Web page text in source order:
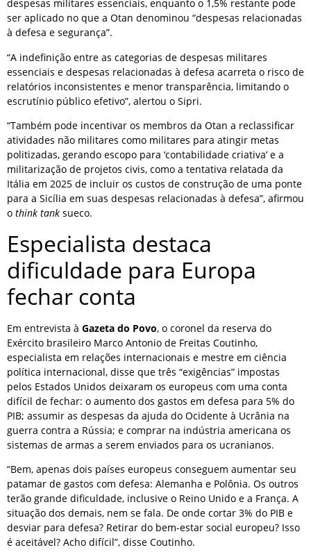
despesas militares essenciais, enquanto o 1,5% restante pode
ser aplicado no que a Otan denominou “despesas relacionadas
à defesa e segurança”.
“A indefinição entre as categorias de despesas militares
essenciais e despesas relacionadas à defesa acarreta o risco de
relatórios inconsistentes e menor transparência, limitando o
escrutínio público efetivo”, alertou o Sipri.
“Também pode incentivar os membros da Otan a reclassificar
atividades não militares como militares para atingir metas
politizadas, gerando escopo para ‘contabilidade criativa’ e a
militarização de projetos civis, como a tentativa relatada da
Itália em 2025 de incluir os custos de construção de uma ponte
para a Sicília em suas despesas relacionadas à defesa”, afirmou
o think tank sueco.
Especialista destaca
dificuldade para Europa
fechar conta
Em entrevista à Gazeta do Povo, o coronel da reserva do
Exército brasileiro Marco Antonio de Freitas Coutinho,
especialista em relações internacionais e mestre em ciência
política internacional, disse que três “exigências” impostas
pelos Estados Unidos deixaram os europeus com uma conta
difícil de fechar: o aumento dos gastos em defesa para 5% do
PIB; ⁠assumir as despesas da ajuda do Ocidente à Ucrânia na
guerra contra a Rússia; e comprar na indústria americana os
sistemas de armas a serem enviados para os ucranianos.
“Bem, apenas dois países europeus conseguem aumentar seu
patamar de gastos com defesa: Alemanha e Polônia. Os outros
terão grande dificuldade, inclusive o Reino Unido e a França. A
situação dos demais, nem se fala. De onde cortar 3% do PIB e
desviar para defesa? Retirar do bem-estar social europeu? Isso
é aceitável? Acho difícil”, disse Coutinho.